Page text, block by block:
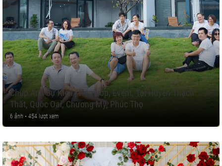
Chụp Ảnh Sự Kiện , Họp Lớp, Event, Tại Huyện Thạch
Thất, Quốc Oai, Chương Mỹ, Phúc Thọ
6 ảnh • 454 lượt xem